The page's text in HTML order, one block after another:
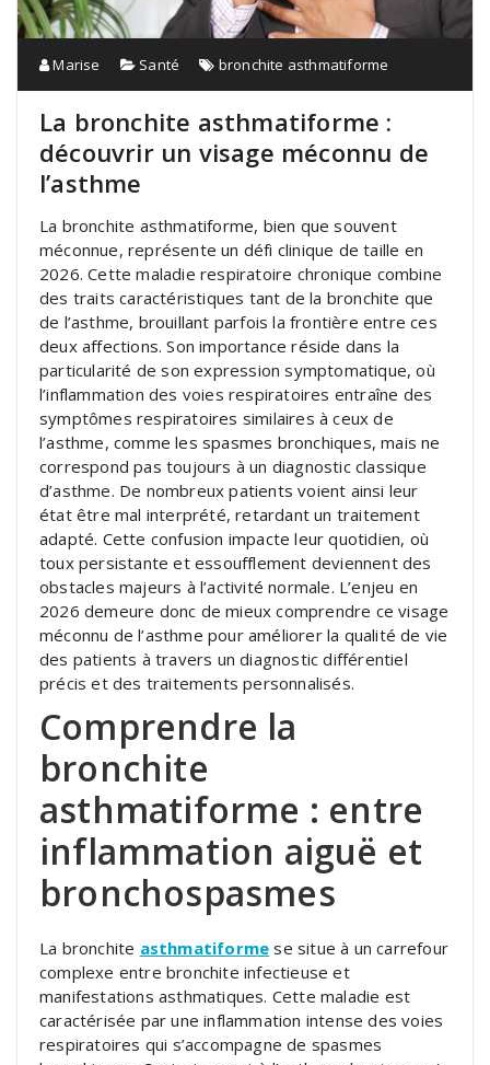
Marise Santé bronchite asthmatiforme
La bronchite asthmatiforme :
découvrir un visage méconnu de
l’asthme
La bronchite asthmatiforme, bien que souvent
méconnue, représente un défi clinique de taille en
2026. Cette maladie respiratoire chronique combine
des traits caractéristiques tant de la bronchite que
de l’asthme, brouillant parfois la frontière entre ces
deux affections. Son importance réside dans la
particularité de son expression symptomatique, où
l’inflammation des voies respiratoires entraîne des
symptômes respiratoires similaires à ceux de
l’asthme, comme les spasmes bronchiques, mais ne
correspond pas toujours à un diagnostic classique
d’asthme. De nombreux patients voient ainsi leur
état être mal interprété, retardant un traitement
adapté. Cette confusion impacte leur quotidien, où
toux persistante et essoufflement deviennent des
obstacles majeurs à l’activité normale. L’enjeu en
2026 demeure donc de mieux comprendre ce visage
méconnu de l’asthme pour améliorer la qualité de vie
des patients à travers un diagnostic différentiel
précis et des traitements personnalisés.
Comprendre la
bronchite
asthmatiforme : entre
inflammation aiguë et
bronchospasmes
La bronchite asthmatiforme se situe à un carrefour
complexe entre bronchite infectieuse et
manifestations asthmatiques. Cette maladie est
caractérisée par une inflammation intense des voies
respiratoires qui s’accompagne de spasmes